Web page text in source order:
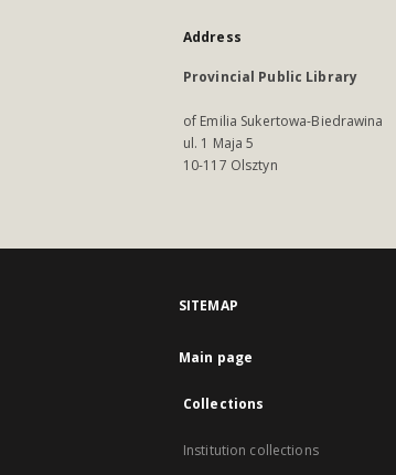
Address
Provincial Public Library
of Emilia Sukertowa-Biedrawina
ul. 1 Maja 5
10-117 Olsztyn
SITEMAP
Main page
Collections
Institution collections